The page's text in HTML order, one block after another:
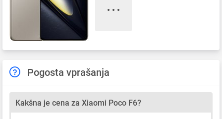
Pogosta vprašanja
Kakšna je cena za Xiaomi Poco F6?